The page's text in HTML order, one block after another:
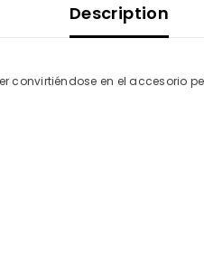
Description
convirtiéndose en el